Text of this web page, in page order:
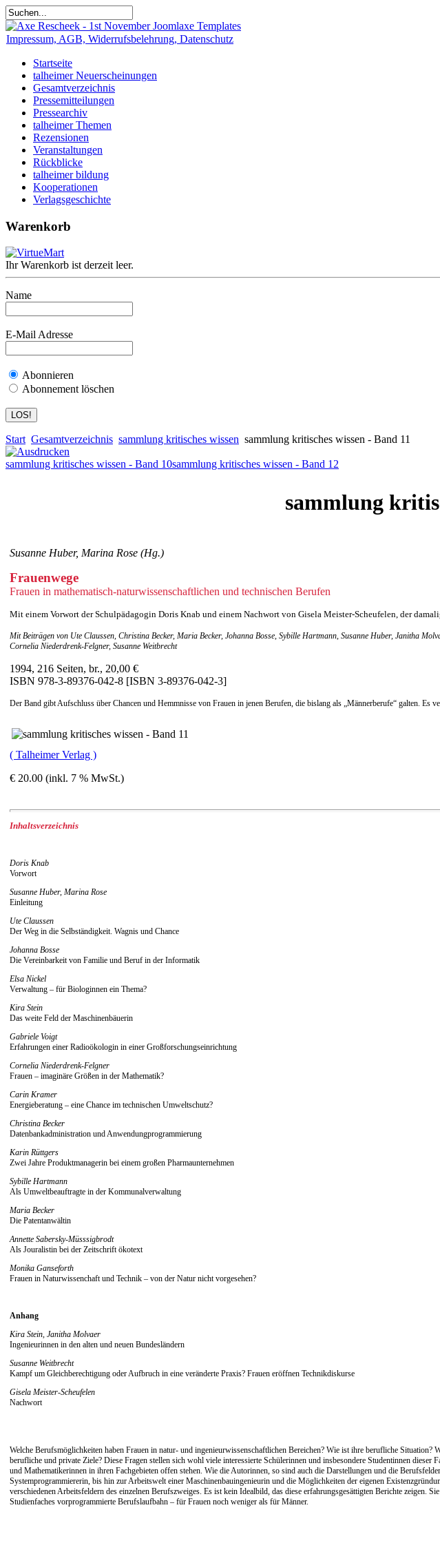
Impressum, AGB, Widerrufsbelehrung, Datenschutz
Startseite
talheimer Neuerscheinungen
Gesamtverzeichnis
Pressemitteilungen
Pressearchiv
talheimer Themen
Rezensionen
Veranstaltungen
Rückblicke
talheimer bildung
Kooperationen
Verlagsgeschichte
Warenkorb
Ihr Warenkorb ist derzeit leer.
Name
E-Mail Adresse
Abonnieren
Abonnement löschen
Start Gesamtverzeichnis sammlung kritisches wissen sammlung kritisches wissen - Band 11
sammlung kritisches wissen - Band 10sammlung kritisches wissen - Band 12
sammlung
Susanne Huber, Marina Rose (Hg.)
Frauenwege
Frauen in mathematisch-naturwissenschaftlichen und technischen Berufen
Mit einem Vorwort der Schulpädagogin Doris Knab und einem Nachwort von Gisela Meister-Scheufelen, der
Mit Beiträgen von Ute Claussen, Christina Becker, Maria Becker, Johanna Bosse, Sybille Hartmann, Susanne Huber, Janitha
Cornelia Niederdrenk-Felgner, Susanne Weitbrecht
1994, 216 Seiten, br., 20,00 €
ISBN 978-3-89376-042-8 [ISBN 3-89376-042-3]
Der Band gibt Aufschluss über Chancen und Hemmnisse von Frauen in jenen Berufen, die bislang als „Männerberufe“ galten.
( Talheimer Verlag )
€ 20.00 (inkl. 7 % MwSt.)
Inhaltsverzeichnis
Doris Knab
Vorwort
Susanne Huber, Marina Rose
Einleitung
Ute Claussen
Der Weg in die Selbständigkeit. Wagnis und Chance
Johanna Bosse
Die Vereinbarkeit von Familie und Beruf in der Informatik
Elsa Nickel
Verwaltung – für Biologinnen ein Thema?
Kira Stein
Das weite Feld der Maschinenbäuerin
Gabriele Voigt
Erfahrungen einer Radioökologin in einer Großforschungseinrichtung
Cornelia Niederdrenk-Felgner
Frauen – imaginäre Größen in der Mathematik?
Carin Kramer
Energieberatung – eine Chance im technischen Umweltschutz?
Christina Becker
Datenbankadministration und Anwendungprogrammierung
Karin Rüttgers
Zwei Jahre Produktmanagerin bei einem großen Pharmaunternehmen
Sybille Hartmann
Als Umweltbeauftragte in der Kommunalverwaltung
Maria Becker
Die Patentanwältin
Annette Sabersky-Müsssigbrodt
Als Jouralistin bei der Zeitschrift ökotext
Monika Ganseforth
Frauen in Naturwissenchaft und Technik – von der Natur nicht vorgesehen?
Anhang
Kira Stein, Janitha Molvaer
Ingenieurinnen in den alten und neuen Bundesländern
Susanne Weitbrecht
Kampf um Gleichberechtigung oder Aufbruch in eine veränderte Praxis? Frauen eröffnen Technikdiskurse
Gisela Meister-Scheufelen
Nachwort
Welche Berufsmöglichkeiten haben Frauen in natur- und ingenieurwissenschaftlichen Bereichen? Wie ist ihre berufliche
berufliche und private Ziele? Diese Fragen stellen sich wohl viele interessierte Schülerinnen und insbesondere Studentinnen
und Mathematikerinnen in ihren Fachgebieten offen stehen. Wie die Autorinnen, so sind auch die Darstellungen und die
Systemprogrammiererin, bis hin zur Arbeitswelt einer Maschinenbauingenieurin und die Möglichkeiten der eigenen
verschiedenen Arbeitsfeldern des einzelnen Berufszweiges. Es ist kein Idealbild, das diese erfahrungsgesättigten Berichte
Studienfaches vorprogrammierte Berufslaufbahn – für Frauen noch weniger als für Männer.